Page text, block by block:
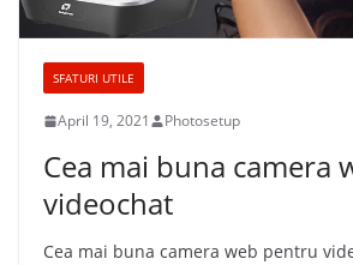
SFATURI UTILE
April 19, 2021 Photosetup
Cea mai buna camera
videochat
Cea mai buna camera web pentru